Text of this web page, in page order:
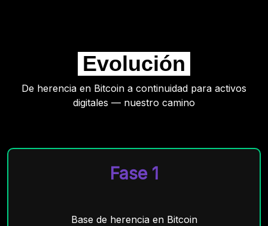
Evolución
De herencia en Bitcoin a continuidad para activos
digitales — nuestro camino
Fase 1
Base de herencia en Bitcoin